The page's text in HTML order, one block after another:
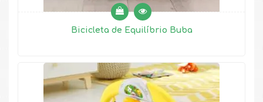
Bicicleta de Equilíbrio Buba